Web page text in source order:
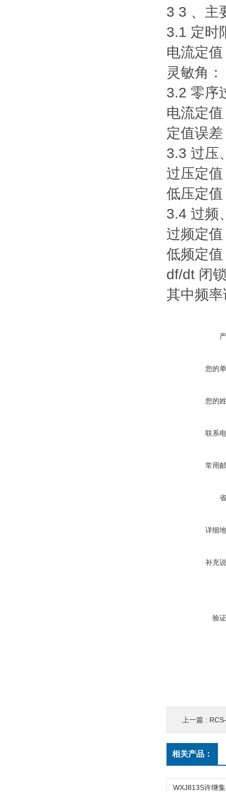
3 3 、主
3.1 定时
电流定
灵敏角
3.2 零序
电流定
定值误
3.3 过压
过压定
低压定
3.4 过频
过频定
低频定
df/dt 闭
其中频
您的
您的
联系
常用
详细
补充
验
上一篇 : RCS-
相关产品：